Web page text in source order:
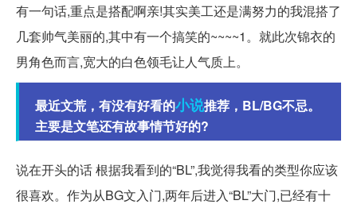
有一句话,重点是搭配啊亲!其实美工还是满努力的我混搭了
几套帅气美丽的,其中有一个搞笑的~~~~1。就此次锦衣的
男角色而言,宽大的白色领毛让人气质上。
最近文荒，有没有好看的小说推荐，BL/BG不忌。
主要是文笔还有故事情节好的?
说在开头的话 根据我看到的“BL”,我觉得我看的类型你应该
很喜欢。作为从BG文入门,两年后进入“BL”大门,已经有十